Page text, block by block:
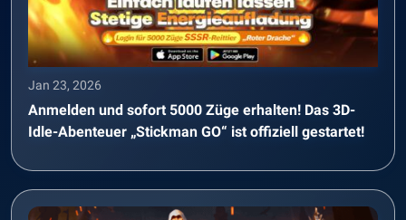
Jan 23, 2026
Anmelden und sofort 5000 Züge erhalten! Das 3D-
Idle-Abenteuer „Stickman GO“ ist offiziell gestartet!